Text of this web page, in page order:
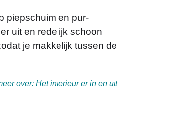
piepschuim en pur-
uit en redelijk schoon
je makkelijk tussen de
over: Het interieur er in en uit